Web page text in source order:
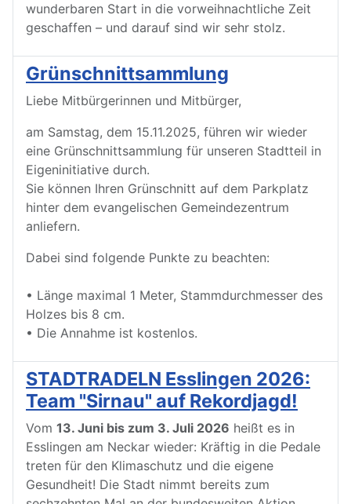
wunderbaren Start in die vorweihnachtliche Zeit
geschaffen – und darauf sind wir sehr stolz.
Grünschnittsammlung
Liebe Mitbürgerinnen und Mitbürger,
am Samstag, dem 15.11.2025, führen wir wieder
eine Grünschnittsammlung für unseren Stadtteil in
Eigeninitiative durch.
Sie können Ihren Grünschnitt auf dem Parkplatz
hinter dem evangelischen Gemeindezentrum
anliefern.
Dabei sind folgende Punkte zu beachten:
• Länge maximal 1 Meter, Stammdurchmesser des
Holzes bis 8 cm.
• Die Annahme ist kostenlos.
STADTRADELN Esslingen 2026:
Team "Sirnau" auf Rekordjagd!
Vom 13. Juni bis zum 3. Juli 2026 heißt es in
Esslingen am Neckar wieder: Kräftig in die Pedale
treten für den Klimaschutz und die eigene
Gesundheit! Die Stadt nimmt bereits zum